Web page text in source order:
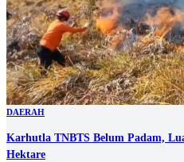
DAERAH
Karhutla TNBTS Belum Padam,
Hektare